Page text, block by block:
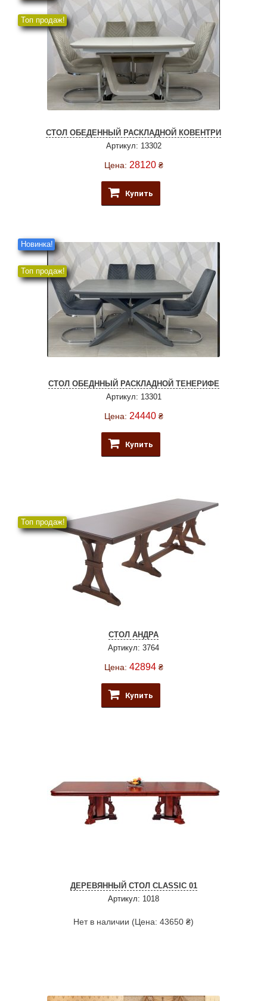
Топ продаж!
СТОЛ ОБЕДЕННЫЙ РАСКЛАДНОЙ КОВЕНТРИ
Артикул: 13302
Цена: 28120 ₴
Купить
Топ продаж!
Новинка!
СТОЛ ОБЕДННЫЙ РАСКЛАДНОЙ ТЕНЕРИФЕ
Артикул: 13301
Цена: 24440 ₴
Купить
Топ продаж!
СТОЛ АНДРА
Артикул: 3764
Цена: 42894 ₴
Купить
ДЕРЕВЯННЫЙ СТОЛ CLASSIC 01
Артикул: 1018
Нет в наличии (Цена: 43650 ₴)